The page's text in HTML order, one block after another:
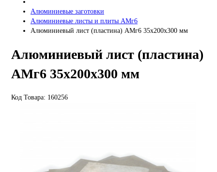
Алюминиевые заготовки
Алюминиевые листы и плиты АМг6
Алюминиевый лист (пластина) АМг6 35х200х300 мм
Алюминиевый лист (пластина)
АМг6 35х200х300 мм
Код Товара: 160256